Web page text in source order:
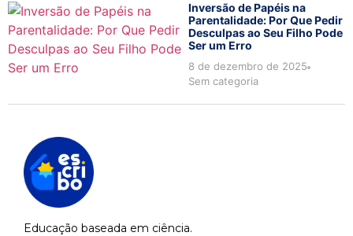
Inversão de Papéis na
Parentalidade: Por Que Pedir
Desculpas ao Seu Filho Pode
Ser um Erro
8 de dezembro de 2025
Sem categoria
Educação baseada em ciência.